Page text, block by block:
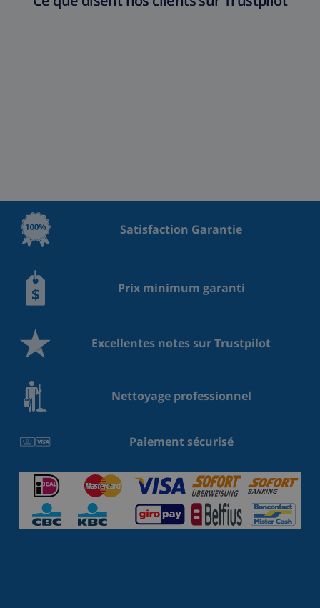
Satisfaction Garantie
Prix minimum garanti
Excellentes notes sur Trustpilot
Nettoyage professionnel
Paiement sécurisé